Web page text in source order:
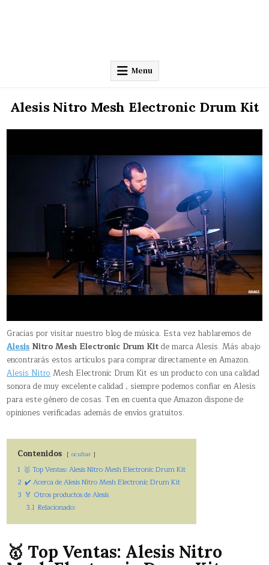
Menu
Alesis Nitro Mesh Electronic Drum Kit
Gracias por visitar nuestro blog de música. Esta vez hablaremos de
AlesisNitro Mesh Electronic Drum Kitde marca Alesis. Más abajo
encontrarás estos artículos para comprar directamente en Amazon.
Alesis NitroMesh Electronic Drum Kit es un producto con una calidad
sonora de muy excelente calidad , siempre podemos confiar en Alesis
para este género de cosas. Ten en cuenta que Amazon dispone de
opiniones verificadas además de envíos gratuitos.
Contenidos ocultar
1 🥇 Top Ventas: Alesis Nitro Mesh Electronic Drum Kit
2 ✔️ Acerca de Alesis Nitro Mesh Electronic Drum Kit
3 🏅 Otros productos de Alesis
3.1 Relacionado:
🥇 Top Ventas: Alesis Nitro